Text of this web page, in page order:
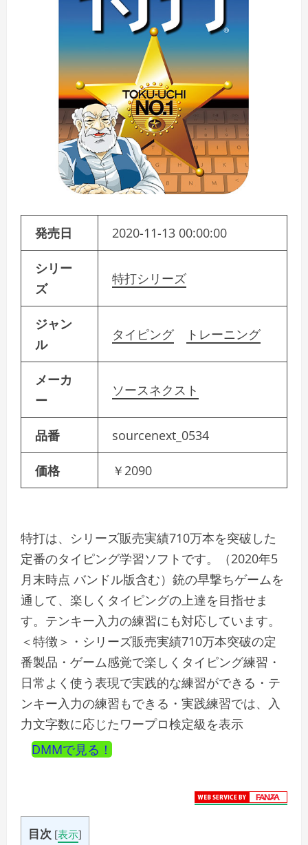
発売日 2020-11-13 00:00:00
シリー
ズ
特打シリーズ
ジャン
ル
タイピング トレーニング
メーカ
ー
ソースネクスト
品番 sourcenext_0534
価格 ￥2090
特打は、シリーズ販売実績710万本を突破した
定番のタイピング学習ソフトです。（2020年5
月末時点 バンドル版含む）銃の早撃ちゲームを
通して、楽しくタイピングの上達を目指せま
す。テンキー入力の練習にも対応しています。
＜特徴＞・シリーズ販売実績710万本突破の定
番製品・ゲーム感覚で楽しくタイピング練習・
日常よく使う表現で実践的な練習ができる・テ
ンキー入力の練習もできる・実践練習では、入
力文字数に応じたワープロ検定級を表示
DMMで見る！
目次 [表示]